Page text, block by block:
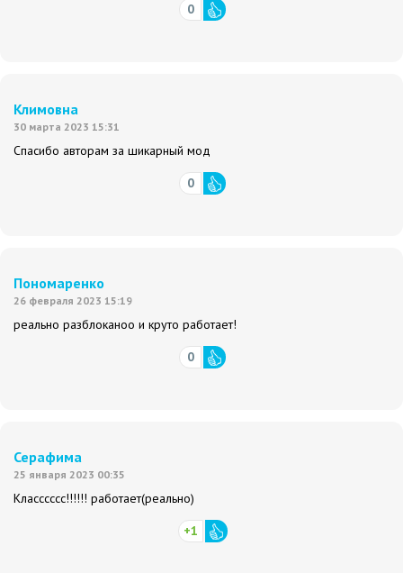
0
Климовна
30 марта 2023 15:31
Спасибо авторам за шикарный мод
0
Пономаренко
26 февраля 2023 15:19
реально разблоканоо и круто работает!
0
Серафима
25 января 2023 00:35
Класссссс!!!!!! работает(реально)
+1